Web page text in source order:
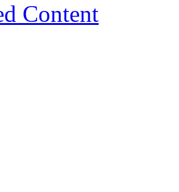
Content